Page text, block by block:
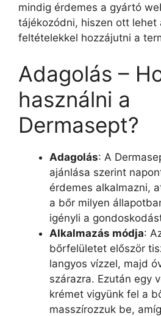
mindig érdemes a gyártó
tájékozódni, hiszen ott lehet
feltételekkel hozzájutni a
Adagolás –
használni a
Dermasept?
Adagolás: A
ajánlása szerint
érdemes alkalmazni,
a bőr milyen
igényli a
Alkalmazás módja:
bőrfelületet először
langyos vízzel, majd
szárazra. Ezután egy
krémet vigyünk fel a
masszírozzuk be,